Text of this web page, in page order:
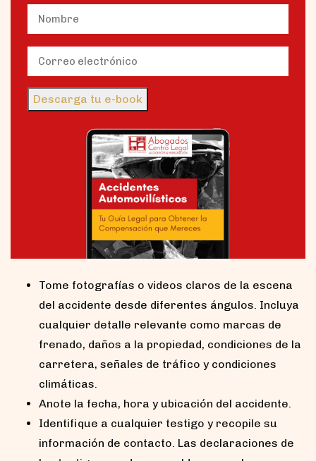
Name (Obligatorio)
Nombre
Email (Obligatorio)
Descarga tu e-book
Tome fotografías o videos claros de la escena
del accidente desde diferentes ángulos. Incluya
cualquier detalle relevante como marcas de
frenado, daños a la propiedad, condiciones de la
carretera, señales de tráfico y condiciones
climáticas.
Anote la fecha, hora y ubicación del accidente.
Identifique a cualquier testigo y recopile su
información de contacto. Las declaraciones de